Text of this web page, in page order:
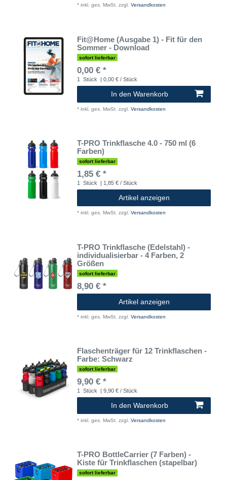
* inkl. ges. MwSt. zzgl. Versandkosten
Fit@Home (Ausgabe 1) - Fit für den
Sommer - Download
sofort lieferbar
0,00 € *
1 Stück | 0,00 € / Stück
In den Warenkorb
* inkl. ges. MwSt. zzgl. Versandkosten
T-PRO Trinkflasche 4.0 - 750 ml (6
Farben)
sofort lieferbar
1,85 € *
1 Stück | 1,85 € / Stück
Artikel anzeigen
* inkl. ges. MwSt. zzgl. Versandkosten
T-PRO Trinkflasche (Edelstahl) -
individualisierbar - 4 Farben, 2
Größen
sofort lieferbar
8,90 € *
Artikel anzeigen
* inkl. ges. MwSt. zzgl. Versandkosten
Flaschenträger für 12 Trinkflaschen -
Farbe: Schwarz
sofort lieferbar
9,90 € *
1 Stück | 9,90 € / Stück
In den Warenkorb
* inkl. ges. MwSt. zzgl. Versandkosten
T-PRO BottleCarrier (7 Farben) -
Kiste für Trinkflaschen (stapelbar)
sofort lieferbar